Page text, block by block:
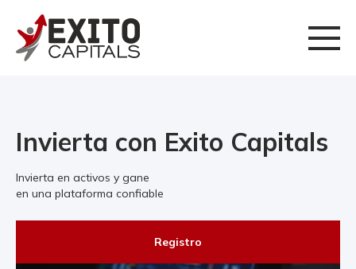
Invierta con Exito Capitals
Invierta en activos y gane
en una plataforma confiable
Registro